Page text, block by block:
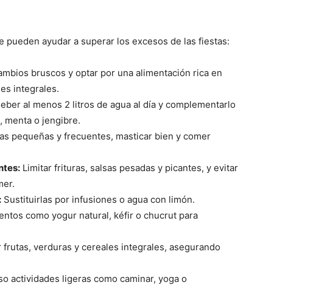
pueden ayudar a superar los excesos de las fiestas:
bruscos y optar por una alimentación rica en
integrales.
al menos 2 litros de agua al día y complementarlo
menta o jengibre.
pequeñas y frecuentes, masticar bien y comer
Limitar frituras, salsas pesadas y picantes, y evitar
Sustituirlas por infusiones o agua con limón.
como yogur natural, kéfir o chucrut para
frutas, verduras y cereales integrales, asegurando
actividades ligeras como caminar, yoga o